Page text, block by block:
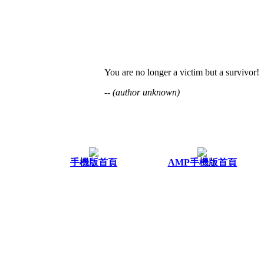
You are no longer a victim but a survivor!
-- (author unknown)
手機版首頁 AMP手機版首頁